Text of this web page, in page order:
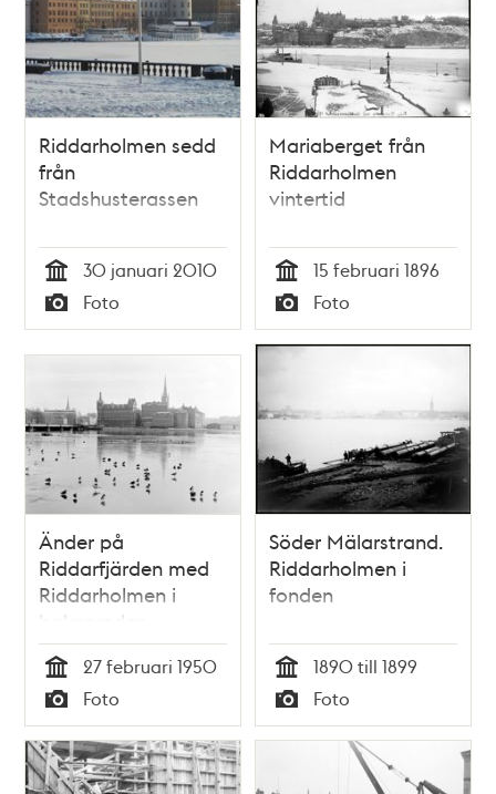
Riddarholmen sedd
från
Stadshusterassen
Tid
30 januari 2010
Typ
Foto
Mariaberget från
Riddarholmen
vintertid
Tid
15 februari 1896
Typ
Foto
Änder på
Riddarfjärden med
Riddarholmen i
bakgrunden
Tid
27 februari 1950
Typ
Foto
Söder Mälarstrand.
Riddarholmen i
fonden
Tid
1890 till 1899
Typ
Foto